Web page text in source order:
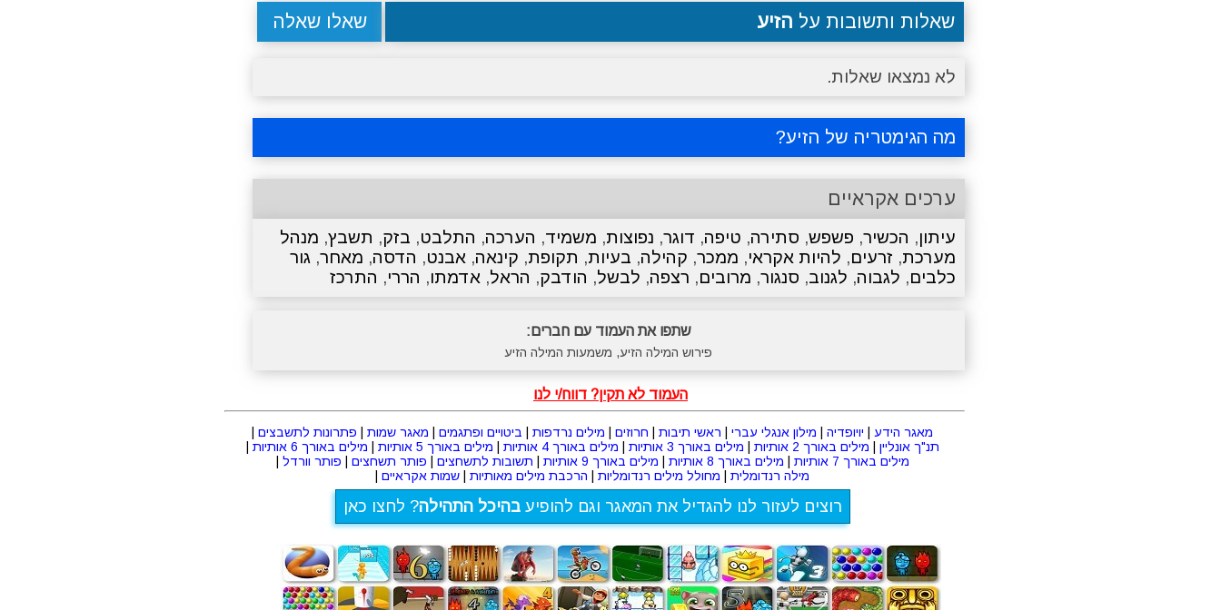
שאלות ותשובות על הזיע שאלו שאלה
לא נמצאו שאלות.
מה הגימטריה של הזיע?
ערכים אקראיים
עיתון, הכשיר, פשפש, סתירה, טיפה, דוגר, נפוצות, משמיד, הערכה, התלבט, בזק, תשבץ, מנהל
מערכת, זרעים, להיות אקראי, ממכר, קהילה, בעיות, תקופת, קינאה, אבנט, הדסה, מאחר, גור
כלבים, לגבוה, לגנוב, סנגור, מרובים, רצפה, לבשל, הודבק, הראל, אדמתו, הררי, התרכז
שתפו את העמוד עם חברים:
פירוש המילה הזיע, משמעות המילה הזיע
העמוד לא תקין? דווח/י לנו
מאגר הידע יויופדיה מילון אנגלי עברי ראשי תיבות חרוזים מילים נרדפות ביטויים ופתגמים מאגר שמות פתרונות לתשבצים
תנ"ך אונליין
מילים באורך 2 אותיות מילים באורך 3 אותיות מילים באורך 4 אותיות מילים באורך 5 אותיות מילים באורך 6 אותיות
מילים באורך 7 אותיות
מילים באורך 8 אותיות מילים באורך 9 אותיות תשובות לתשחצים פותר תשחצים פותר וורדל
מילה רנדומלית
מחולל מילים רנדומליות הרכבת מילים מאותיות שמות אקראיים
רוצים לעזור לנו להגדיל את המאגר וגם להופיעבהיכל התהילה? לחצו כאן